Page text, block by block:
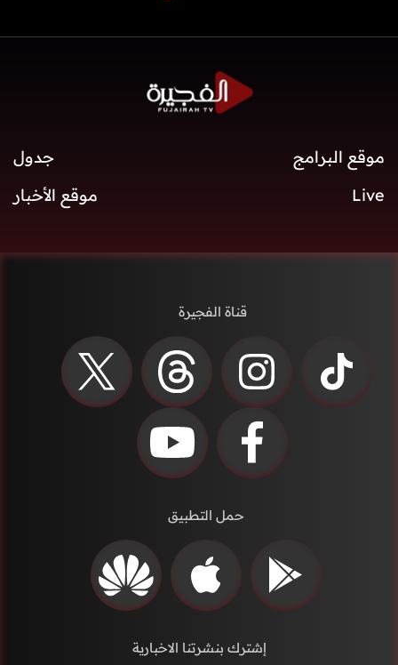
موقع البرامج
جدول
Live
موقع الأخبار
قناة الفجيرة
حمل التطبيق
إشترك بنشرتنا الاخبارية